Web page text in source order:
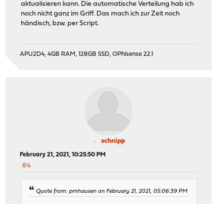
aktualisieren kann. Die automatische Verteilung hab ich
noch nicht ganz im Griff. Das mach ich zur Zeit noch
händisch, bzw. per Script.
APU2D4, 4GB RAM, 128GB SSD, OPNsense 22.1
schnipp
February 21, 2021, 10:25:50 PM
#4
Quote from: pmhausen on February 21, 2021, 05:06:39 PM